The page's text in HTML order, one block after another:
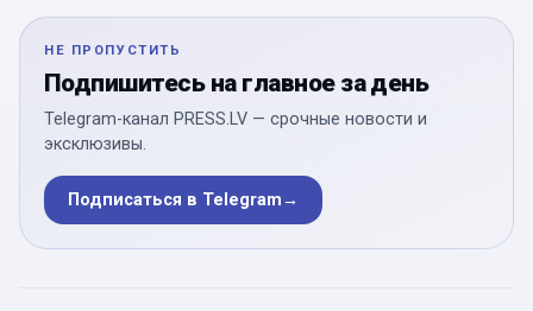
НЕ ПРОПУСТИТЬ
Подпишитесь на главное за день
Telegram-канал PRESS.LV — срочные новости и
эксклюзивы.
Подписаться в Telegram→